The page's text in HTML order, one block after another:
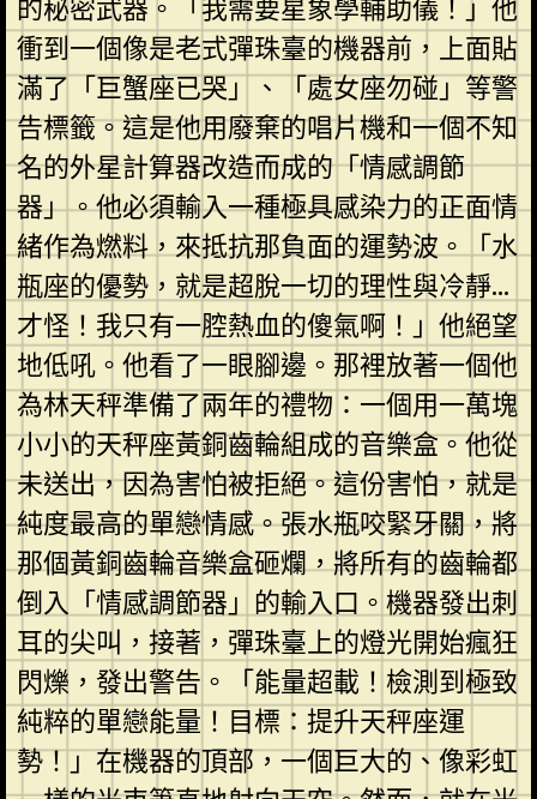
的秘密武器。「我需要星象學輔助儀！」他
衝到一個像是老式彈珠臺的機器前，上面貼
滿了「巨蟹座已哭」、「處女座勿碰」等警
告標籤。這是他用廢棄的唱片機和一個不知
名的外星計算器改造而成的「情感調節
器」。他必須輸入一種極具感染力的正面情
緒作為燃料，來抵抗那負面的運勢波。「水
瓶座的優勢，就是超脫一切的理性與冷靜…
才怪！我只有一腔熱血的傻氣啊！」他絕望
地低吼。他看了一眼腳邊。那裡放著一個他
為林天秤準備了兩年的禮物：一個用一萬塊
小小的天秤座黃銅齒輪組成的音樂盒。他從
未送出，因為害怕被拒絕。這份害怕，就是
純度最高的單戀情感。張水瓶咬緊牙關，將
那個黃銅齒輪音樂盒砸爛，將所有的齒輪都
倒入「情感調節器」的輸入口。機器發出刺
耳的尖叫，接著，彈珠臺上的燈光開始瘋狂
閃爍，發出警告。「能量超載！檢測到極致
純粹的單戀能量！目標：提升天秤座運
勢！」在機器的頂部，一個巨大的、像彩虹